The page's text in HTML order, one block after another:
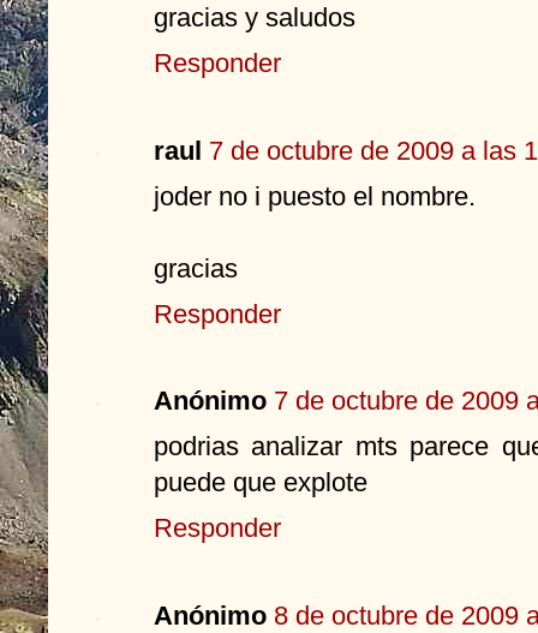
gracias y saludos
Responder
raul 7 de octubre de 2009 a las
joder no i puesto el nombre.
gracias
Responder
Anónimo 7 de octubre de 2009
podrias analizar mts parece
puede que explote
Responder
Anónimo 8 de octubre de 2009